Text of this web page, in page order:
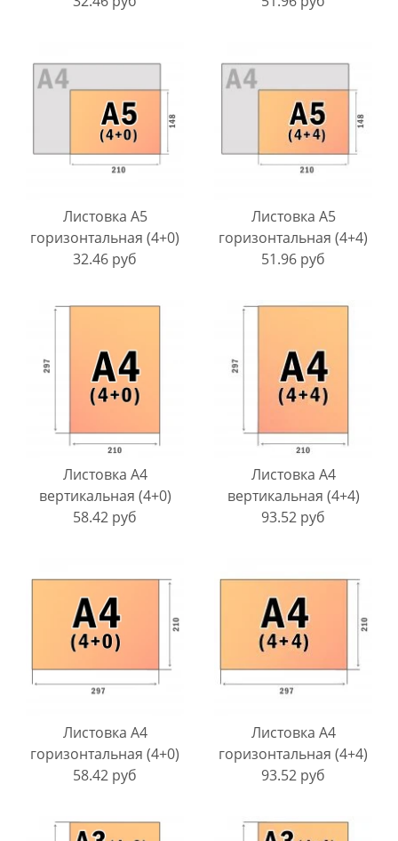
Листовка A5
горизонтальная (4+0)
32.46 руб
Листовка A5
горизонтальная (4+4)
51.96 руб
Листовка A4
вертикальная (4+0)
58.42 руб
Листовка A4
вертикальная (4+4)
93.52 руб
Листовка A4
горизонтальная (4+0)
58.42 руб
Листовка A4
горизонтальная (4+4)
93.52 руб